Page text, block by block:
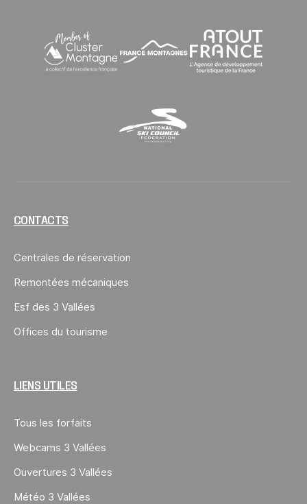
Cluster MontagneFrance MontagnesAtout France
National Ski Council
CONTACTS
Centrales de réservation
Remontées mécaniques
Esf des 3 Vallées
Offices du tourisme
LIENS UTILES
Tous les forfaits
Webcams 3 Vallées
Ouvertures 3 Vallées
Météo 3 Vallées